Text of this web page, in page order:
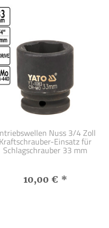
Nuss 3/4 Zoll
Kraftschrauber-Einsatz für
Schlagschrauber 33 mm
10,00 € *